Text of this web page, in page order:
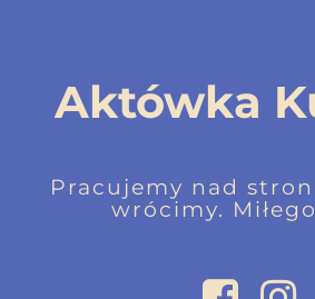
Aktówka
Pracujemy nad
wrócimy.